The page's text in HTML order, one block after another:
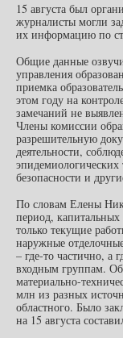
15 августа был
журналисты могли
их информацию по
Общие данные
управления
приемка
этом году на
замечаний не
Члены комиссии
разрешительную
деятельности,
эпидемиологических
безопасности и
По словам Елены
период,
только текущие
наружные
– где-то частично,
входным группам.
материально-
млн из разных
областного. Было
на 15 августа